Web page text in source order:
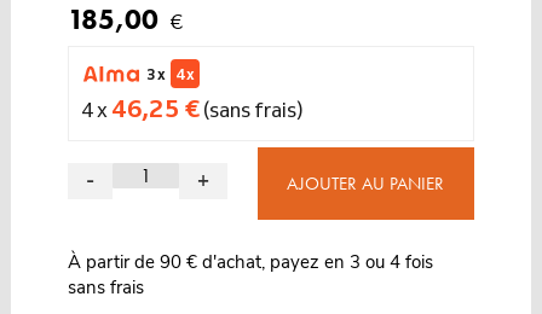
185,00 €
3 x 4 x
4 x 46,25 €(sans frais)
- + AJOUTER AU PANIER
À partir de 90 € d'achat, payez en 3 ou 4 fois
sans frais